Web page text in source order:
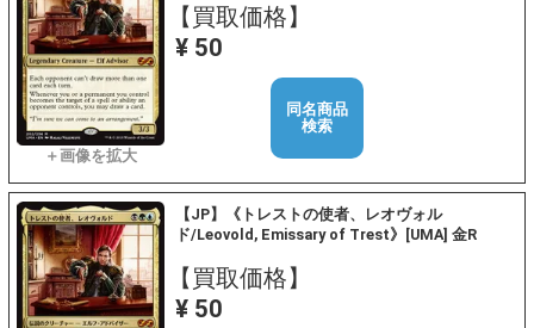
【買取価格】
¥ 50
同名商品
検索
【JP】《トレストの使者、レオヴォル
ド/Leovold, Emissary of Trest》[UMA] 金R
【買取価格】
¥ 50